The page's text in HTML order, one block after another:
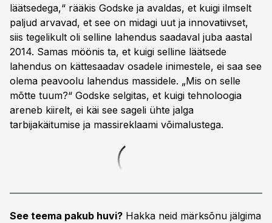
läätsedega,“ rääkis Godske ja avaldas, et kuigi ilmselt
paljud arvavad, et see on midagi uut ja innovatiivset,
siis tegelikult oli selline lahendus saadaval juba aastal
2014. Samas möönis ta, et kuigi selline läätsede
lahendus on kättesaadav osadele inimestele, ei saa see
olema peavoolu lahendus massidele. „Mis on selle
mõtte tuum?“ Godske selgitas, et kuigi tehnoloogia
areneb kiirelt, ei käi see sageli ühte jalga
tarbijakäitumise ja massireklaami võimalustega.
See teema pakub huvi? Hakka neid märksõnu jälgima